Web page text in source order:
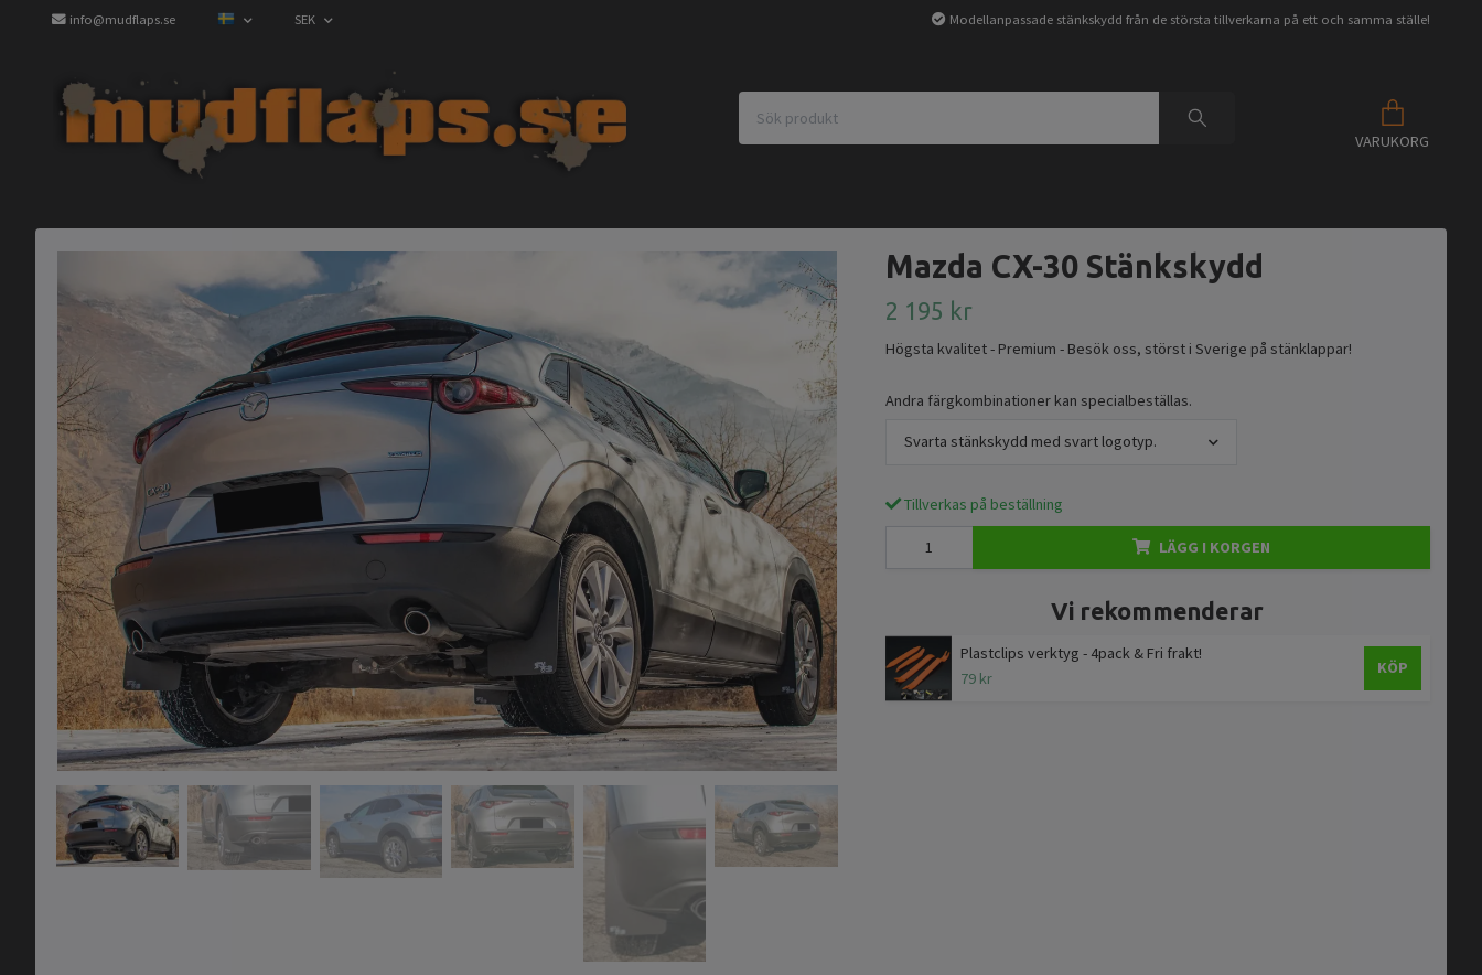
info@mudflaps.se SEK Modellanpassade stänkskydd från de största tillverkarna på ett och samma ställe!
VARUKORG
Mazda CX-30 Stänkskydd
2 195 kr
Högsta kvalitet - Premium - Besök oss, störst i Sverige på stänklappar!
Andra färgkombinationer kan specialbeställas.
Svarta stänkskydd med svart logotyp.
Tillverkas på beställning
LÄGG I KORGEN
Vi rekommenderar
Plastclips verktyg - 4pack & Fri frakt!
79 kr
KÖP